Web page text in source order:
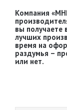
Компания
вы получаете
лучших
время на
раздумья –
или нет.